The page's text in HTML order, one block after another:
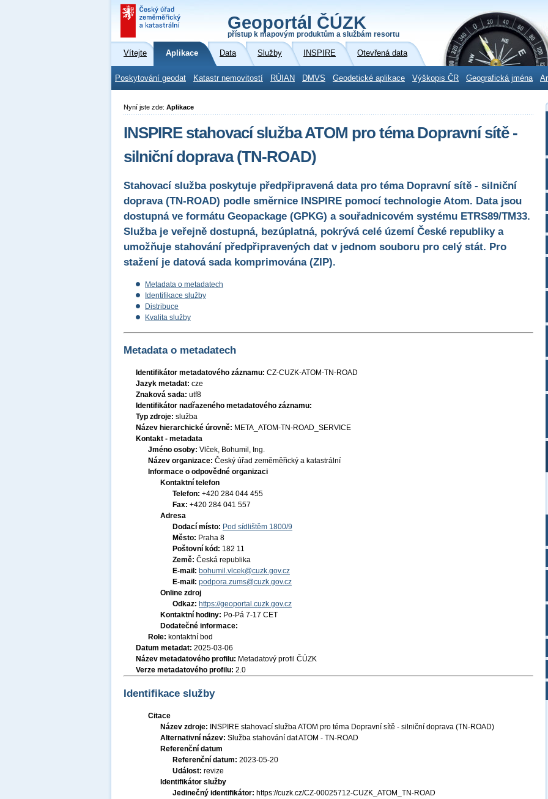
Geoportál ČÚZK
přístup k mapovým produktům a službám resortu
Vítejte Aplikace Data Služby INSPIRE Otevřená data
Poskytování geodat Katastr nemovitostí RÚIAN DMVS Geodetické aplikace Výškopis ČR Geografická jména
Nyní jste zde: Aplikace
INSPIRE stahovací služba ATOM pro téma Dopravní sítě -
silniční doprava (TN-ROAD)
Stahovací služba poskytuje předpřipravená data pro téma Dopravní sítě - silniční
doprava (TN-ROAD) podle směrnice INSPIRE pomocí technologie Atom. Data jsou
dostupná ve formátu Geopackage (GPKG) a souřadnicovém systému ETRS89/TM33.
Služba je veřejně dostupná, bezúplatná, pokrývá celé území České republiky a
umožňuje stahování předpřipravených dat v jednom souboru pro celý stát. Pro
stažení je datová sada komprimována (ZIP).
Metadata o metadatech
Identifikace služby
Distribuce
Kvalita služby
Metadata o metadatech
Identifikátor metadatového záznamu: CZ-CUZK-ATOM-TN-ROAD
Jazyk metadat: cze
Znaková sada: utf8
Identifikátor nadřazeného metadatového záznamu:
Typ zdroje: služba
Název hierarchické úrovně: META_ATOM-TN-ROAD_SERVICE
Kontakt - metadata
Jméno osoby: Vlček, Bohumil, Ing.
Název organizace: Český úřad zeměměřický a katastrální
Informace o odpovědné organizaci
Kontaktní telefon
Telefon: +420 284 044 455
Fax: +420 284 041 557
Adresa
Dodací místo: Pod sídlištěm 1800/9
Město: Praha 8
Poštovní kód: 182 11
Země: Česká republika
E-mail: bohumil.vlcek@cuzk.gov.cz
E-mail: podpora.zums@cuzk.gov.cz
Online zdroj
Odkaz: https://geoportal.cuzk.gov.cz
Kontaktní hodiny: Po-Pá 7-17 CET
Dodatečné informace:
Role: kontaktní bod
Datum metadat: 2025-03-06
Název metadatového profilu: Metadatový profil ČÚZK
Verze metadatového profilu: 2.0
Identifikace služby
Citace
Název zdroje:
INSPIRE stahovací služba ATOM pro téma Dopravní sítě - silniční doprava (TN-ROAD)
Alternativní název: Služba stahování dat ATOM - TN-ROAD
Referenční datum
Referenční datum: 2023-05-20
Událost: revize
Identifikátor služby
Jedinečný identifikátor: https://cuzk.cz/CZ-00025712-CUZK_ATOM_TN-ROAD